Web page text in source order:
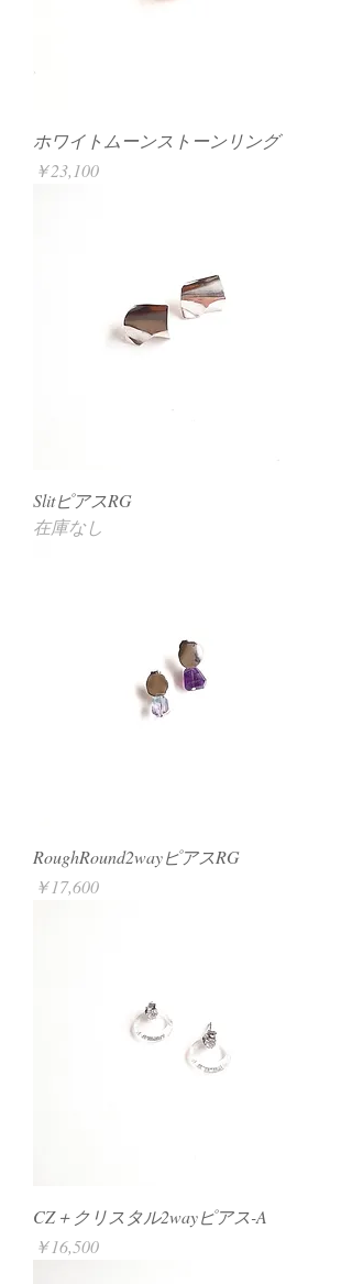
ホワイトムーンストーンリング
価格
￥23,100
SlitピアスRG
在庫なし
RoughRound2wayピアスRG
価格
￥17,600
CZ＋クリスタル2wayピアス-A
価格
￥16,500